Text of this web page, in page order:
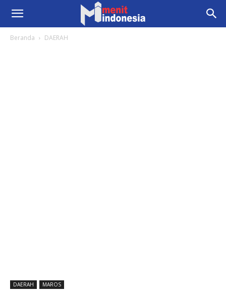
Beranda DAERAH
DAERAH MAROS